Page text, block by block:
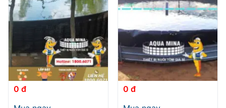
tùy
chọn
có
thể
được
chọn
trên
trang
tùy
chọn
có
thể
được
chọn
trên
trang
0 đ
0 đ